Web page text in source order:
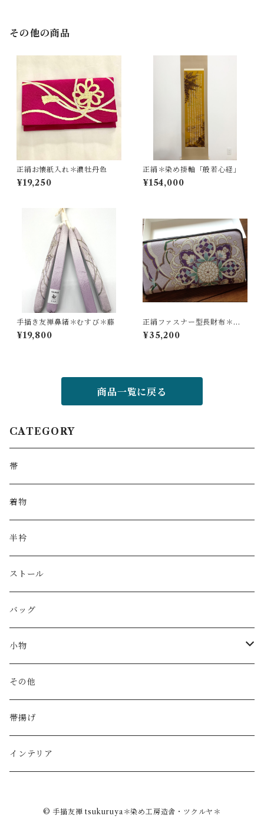
その他の商品
正絹お懐紙入れ＊濃牡丹色
¥19,250
正絹＊染め掛軸「般若心経」
¥154,000
手描き友禅鼻緒＊むすび＊藤
¥19,800
正絹ファスナー型長財布＊華
更紗／藤色＊
¥35,200
商品一覧に戻る
CATEGORY
帯
着物
半衿
ストール
バッグ
小物
財布
カードケース
印鑑ケース
その他
帯揚げ
インテリア
© 手描友禅 tsukuruya＊染め工房造舎・ツクルヤ＊